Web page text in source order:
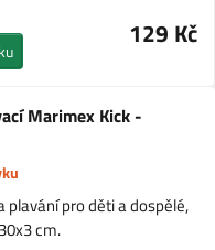
129 Kč
Marimex Kick -
plavání pro děti a dospělé,
cm.